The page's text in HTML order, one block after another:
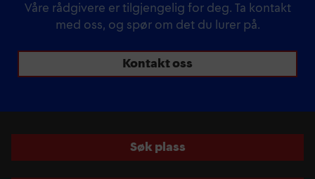
Våre rådgivere er tilgjengelig for deg. Ta kontakt
med oss, og spør om det du lurer på.
Kontakt oss
Søk plass